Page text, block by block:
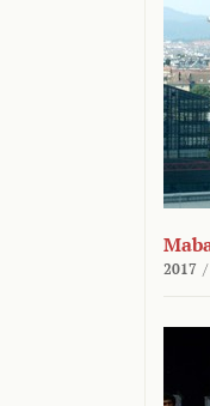
2017 /